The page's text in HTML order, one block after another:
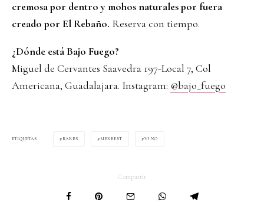
cremosa por dentro y mohos naturales por fuera
creado por El Rebaño. Reserva con tiempo.
¿Dónde está Bajo Fuego?
Miguel de Cervantes Saavedra 197-Local 7, Col
Americana, Guadalajara. Instagram: @bajo_fuego
ETIQUETAS BARES MEXBEST VINO
Compartir